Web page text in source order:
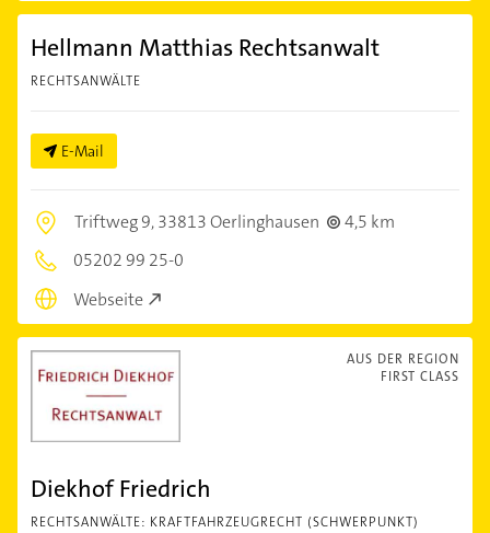
Hellmann Matthias Rechtsanwalt
RECHTSANWÄLTE
E-Mail
Triftweg 9,33813 Oerlinghausen
4,5 km
05202 99 25-0
Webseite
AUS DER REGION
FIRST CLASS
Diekhof Friedrich
RECHTSANWÄLTE: KRAFTFAHRZEUGRECHT (SCHWERPUNKT)